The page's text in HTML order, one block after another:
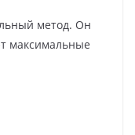
метод. Он
максимальные